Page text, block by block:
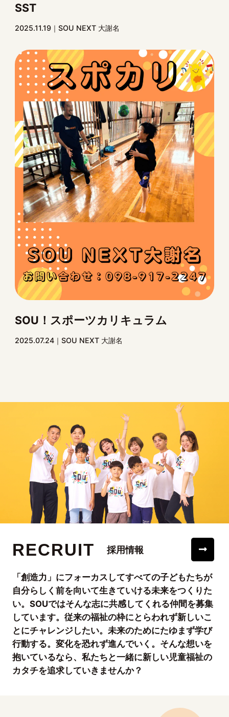
SST
2025.11.19 SOU NEXT 大謝名
SOU！スポーツカリキュラム
2025.07.24 SOU NEXT 大謝名
RECRUIT 採用情報
「創造力」にフォーカスしてすべての子どもたちが
自分らしく前を向いて生きていける未来をつくりた
い。SOUではそんな志に共感してくれる仲間を募集
しています。従来の福祉の枠にとらわれず新しいこ
とにチャレンジしたい。未来のためにたゆまず学び
行動する。変化を恐れず進んでいく。そんな想いを
抱いているなら、私たちと一緒に新しい児童福祉の
カタチを追求していきませんか？